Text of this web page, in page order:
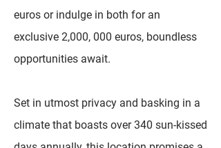
euros or indulge in both for an
exclusive 2,000, 000 euros, boundless
opportunities await.
Set in utmost privacy and basking in a
climate that boasts over 340 sun-kissed